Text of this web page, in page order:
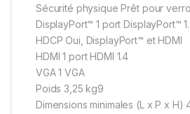
Sécurité physique Prêt pour
DisplayPort™ 1 port DisplayPort™
HDCP Oui, DisplayPort™ et HDMI
HDMI 1 port HDMI 1.4
VGA 1 VGA
Poids 3,25 kg9
Dimensions minimales (L x P x H)